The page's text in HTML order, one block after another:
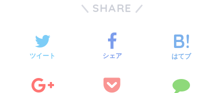
SHARE
ツイート シェア はてブ